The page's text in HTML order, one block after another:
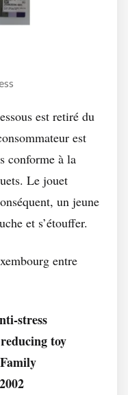
est retiré du
est
conforme à la
Le jouet
un jeune
et s’étouffer.
entre
stress
toy